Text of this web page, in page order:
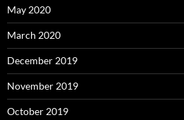
May 2020
March 2020
December 2019
November 2019
October 2019